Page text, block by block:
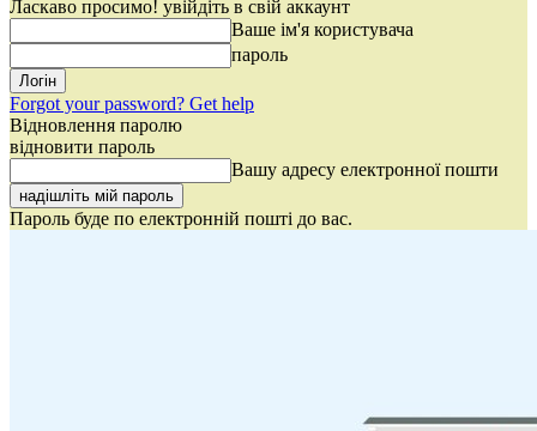
Ласкаво просимо! увійдіть в свій аккаунт
Ваше ім'я користувача
пароль
Forgot your password? Get help
Відновлення паролю
відновити пароль
Вашу адресу електронної пошти
Пароль буде по електронній пошті до вас.